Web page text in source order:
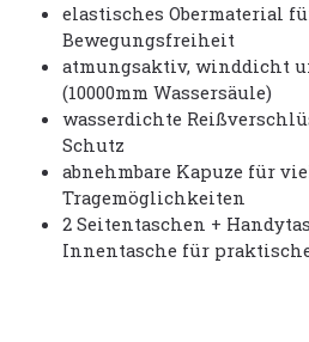
elastisches Obermaterial
Bewegungsfreiheit
atmungsaktiv, winddicht
(10000mm Wassersäule)
wasserdichte
Schutz
abnehmbare Kapuze für
Tragemöglichkeiten
2 Seitentaschen +
Innentasche für